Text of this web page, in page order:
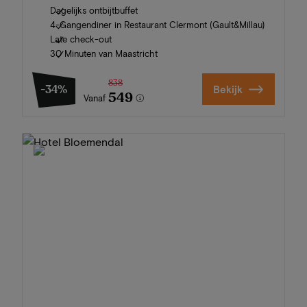
Dagelijks ontbijtbuffet
4-Gangendiner in Restaurant Clermont (Gault&Millau)
Late check-out
30 Minuten van Maastricht
-34%
Vanaf
838
549 Bekijk